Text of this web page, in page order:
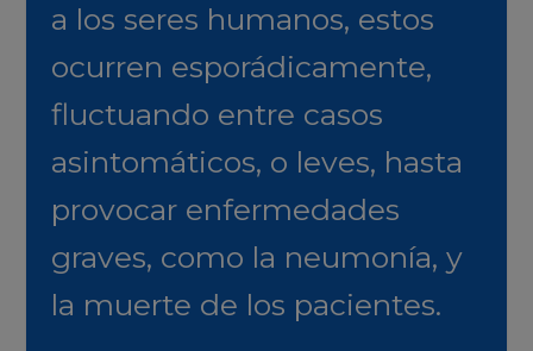
a los seres humanos, estos
ocurren esporádicamente,
fluctuando entre casos
asintomáticos, o leves, hasta
provocar enfermedades
graves, como la neumonía, y
la muerte de los pacientes.